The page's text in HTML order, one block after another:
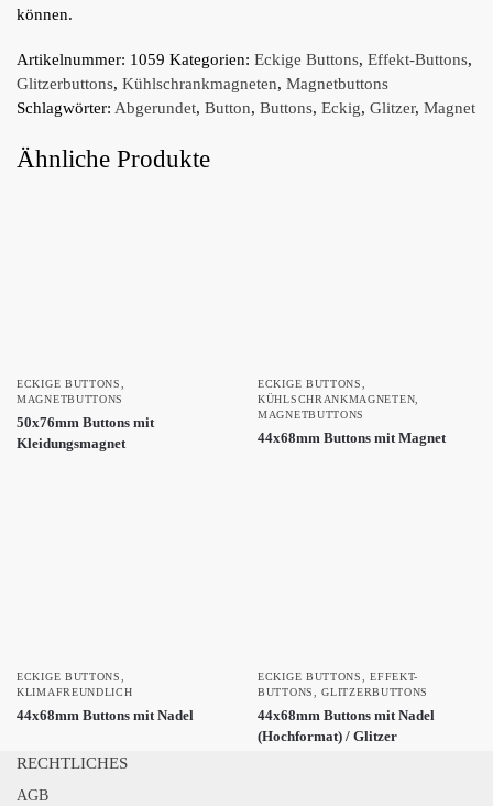
können.
Artikelnummer: 1059 Kategorien: Eckige Buttons, Effekt-Buttons,
Glitzerbuttons, Kühlschrankmagneten, Magnetbuttons
Schlagwörter: Abgerundet, Button, Buttons, Eckig, Glitzer, Magnet
Ähnliche Produkte
ECKIGE BUTTONS
MAGNETBUTTONS
50x76mm Buttons mit
Kleidungsmagnet
ECKIGE BUTTONS
KÜHLSCHRANKMAGNETEN
MAGNETBUTTONS
44x68mm Buttons mit Magnet
ECKIGE BUTTONS
KLIMAFREUNDLICH
44x68mm Buttons mit Nadel
ECKIGE BUTTONS ,EFFEKT-
BUTTONS
,GLITZERBUTTONS
44x68mm Buttons mit Nadel
(Hochformat) / Glitzer
RECHTLICHES
AGB